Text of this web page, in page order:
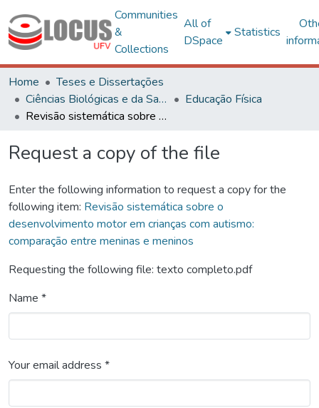
Communities
&
Collections
All of
DSpace
Statistics
Home
Teses e Dissertações
Ciências Biológicas e da Saúde
Educação Física
Revisão sistemática sobre o desenvolvimento motor em crianças com autismo: comparação entre meninas e meninos
Request a copy of the file
Enter the following information to request a copy for the
following item: Revisão sistemática sobre o
desenvolvimento motor em crianças com autismo:
comparação entre meninas e meninos
Requesting the following file: texto completo.pdf
Name *
Your email address *